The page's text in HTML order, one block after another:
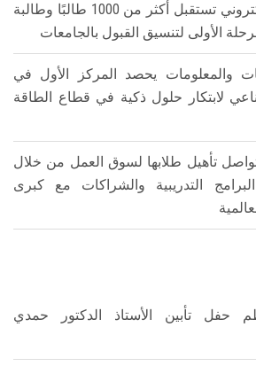
معامل التنسيق الإلكتروني تستقبل أكثر من 1000 طالبًا وطالبة
الأولى لتنسيق القبول بالجامعات
والمعلومات يحصد المركز الأول في
لابتكار حلول ذكية في قطاع الطاقة
تأهيل طلابها لسوق العمل من خلال
التدريبية والشراكات مع كبرى
حفل تأبين الأستاذ الدكتور حمدي